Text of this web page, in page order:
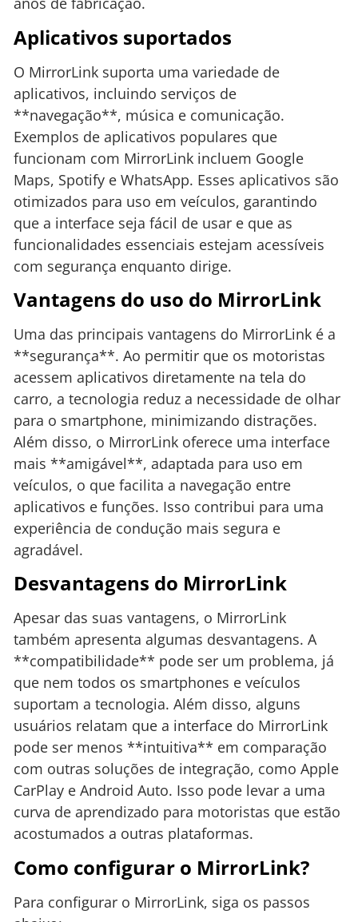
Aplicativos suportados
O MirrorLink suporta uma variedade de
aplicativos, incluindo serviços de
**navegação**, música e comunicação.
Exemplos de aplicativos populares que
funcionam com MirrorLink incluem Google
Maps, Spotify e WhatsApp. Esses aplicativos são
otimizados para uso em veículos, garantindo
que a interface seja fácil de usar e que as
funcionalidades essenciais estejam acessíveis
com segurança enquanto dirige.
Vantagens do uso do MirrorLink
Uma das principais vantagens do MirrorLink é a
**segurança**. Ao permitir que os motoristas
acessem aplicativos diretamente na tela do
carro, a tecnologia reduz a necessidade de olhar
para o smartphone, minimizando distrações.
Além disso, o MirrorLink oferece uma interface
mais **amigável**, adaptada para uso em
veículos, o que facilita a navegação entre
aplicativos e funções. Isso contribui para uma
experiência de condução mais segura e
agradável.
Desvantagens do MirrorLink
Apesar das suas vantagens, o MirrorLink
também apresenta algumas desvantagens. A
**compatibilidade** pode ser um problema, já
que nem todos os smartphones e veículos
suportam a tecnologia. Além disso, alguns
usuários relatam que a interface do MirrorLink
pode ser menos **intuitiva** em comparação
com outras soluções de integração, como Apple
CarPlay e Android Auto. Isso pode levar a uma
curva de aprendizado para motoristas que estão
acostumados a outras plataformas.
Como configurar o MirrorLink?
Para configurar o MirrorLink, siga os passos